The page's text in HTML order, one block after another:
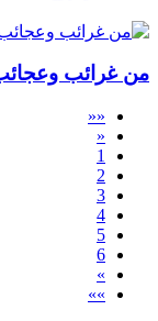
من غرائب
««
«
1
2
3
4
5
6
»
»»